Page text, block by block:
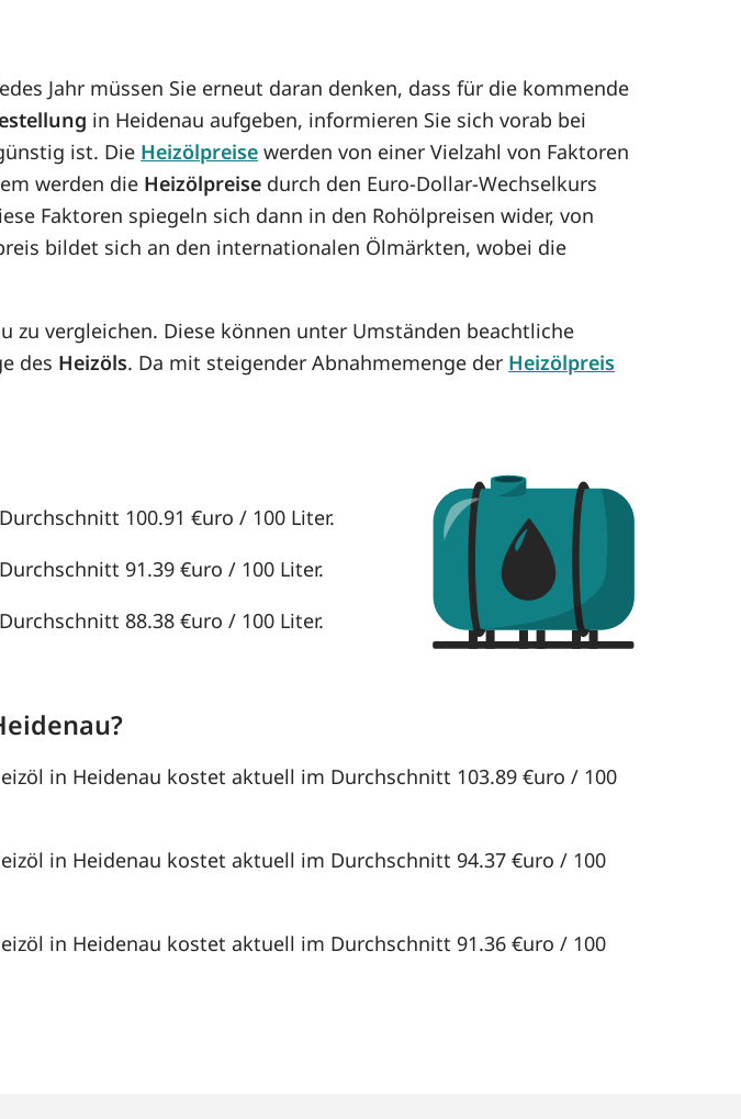
Jahr müssen Sie erneut daran denken, dass für die kommende
in Heidenau aufgeben, informieren Sie sich vorab bei
ist. Die Heizölpreise werden von einer Vielzahl von Faktoren
werden die Heizölpreise durch den Euro-Dollar-Wechselkurs
Faktoren spiegeln sich dann in den Rohölpreisen wider, von
bildet sich an den internationalen Ölmärkten, wobei die
zu vergleichen. Diese können unter Umständen beachtliche
des Heizöls. Da mit steigender Abnahmemenge der Heizölpreis
100.91 €uro / 100 Liter.
91.39 €uro / 100 Liter.
88.38 €uro / 100 Liter.
in Heidenau kostet aktuell im Durchschnitt 103.89 €uro / 100
in Heidenau kostet aktuell im Durchschnitt 94.37 €uro / 100
in Heidenau kostet aktuell im Durchschnitt 91.36 €uro / 100